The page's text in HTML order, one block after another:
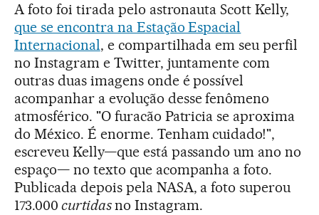
A foto foi tirada pelo astronauta Scott Kelly,
que se encontra na Estação Espacial
Internacional, e compartilhada em seu perfil
no Instagram e Twitter, juntamente com
outras duas imagens onde é possível
acompanhar a evolução desse fenômeno
atmosférico. "O furacão Patricia se aproxima
do México. É enorme. Tenham cuidado!",
escreveu Kelly—que está passando um ano no
espaço— no texto que acompanha a foto.
Publicada depois pela NASA, a foto superou
173.000 curtidasno Instagram.